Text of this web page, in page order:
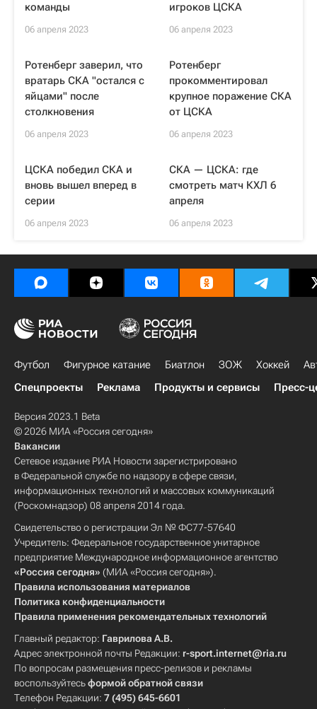
команды
06 апреля 2023
игроков ЦСКА
06 апреля 2023
Ротенберг заверил, что
вратарь СКА "остался с
яйцами" после
столкновения
06 апреля 2023
Ротенберг
прокомментировал
крупное поражение СКА
от ЦСКА
06 апреля 2023
ЦСКА победил СКА и
вновь вышел вперед в
серии
06 апреля 2023
СКА — ЦСКА: где
смотреть матч КХЛ 6
апреля
06 апреля 2023
Футбол Фигурное катание Биатлон ЗОЖ Хоккей
Спецпроекты
Реклама Продукты и сервисы Пресс-
Версия 2023.1 Beta
© 2026 МИА «Россия сегодня»
Вакансии
Сетевое издание РИА Новости зарегистрировано
в Федеральной службе по надзору в сфере связи,
информационных технологий и массовых коммуникаций
(Роскомнадзор) 08 апреля 2014 года.
Свидетельство о регистрации Эл № ФС77-57640
Учредитель: Федеральное государственное унитарное
предприятие Международное информационное агентство
«Россия сегодня» (МИА «Россия сегодня»).
Правила использования материалов
Политика конфиденциальности
Правила применения рекомендательных технологий
Главный редактор: Гаврилова А.В.
Адрес электронной почты Редакции: r-sport.internet@ria.ru
По вопросам размещения пресс-релизов и рекламы
воспользуйтесьформой обратной связи
Телефон Редакции: 7 (495) 645-6601